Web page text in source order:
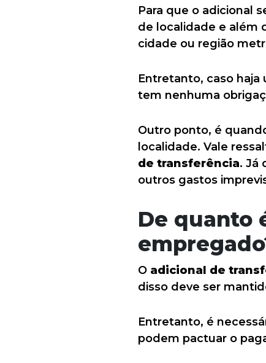
Para que o adicional
de localidade e além
cidade ou região
Entretanto, caso haja
tem nenhuma
Outro ponto, é
localidade. Vale
de transferência. Já
outros gastos
De quanto
O adicional de
disso deve ser
Entretanto, é
podem pactuar o